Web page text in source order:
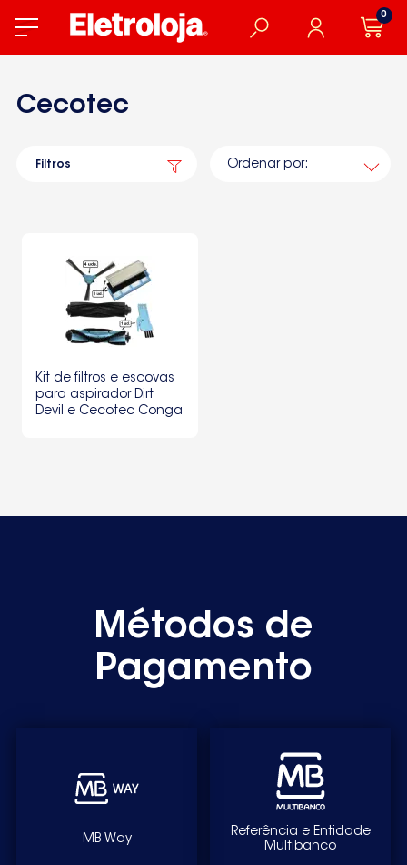
0
Cecotec
Filtros Ordenar por:
Kit de filtros e escovas
para aspirador Dirt
Devil e Cecotec Conga
Métodos de
Pagamento
MB Way
Referência e Entidade
Multibanco